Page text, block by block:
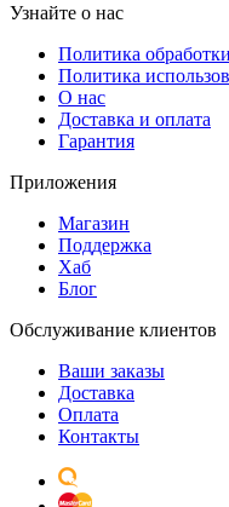
Узнайте о нас
Политика
Политика
О нас
Доставка и оплата
Гарантия
Приложения
Магазин
Поддержка
Хаб
Блог
Обслуживание клиентов
Ваши заказы
Доставка
Оплата
Контакты